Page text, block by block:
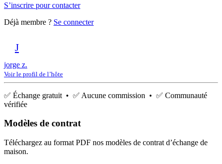
S’inscrire pour contacter
Déjà membre ? Se connecter
J
jorge z.
Voir le profil de l’hôte
✅ Échange gratuit • ✅ Aucune commission • ✅ Communauté
vérifiée
Modèles de contrat
Téléchargez au format PDF nos modèles de contrat d’échange de
maison.